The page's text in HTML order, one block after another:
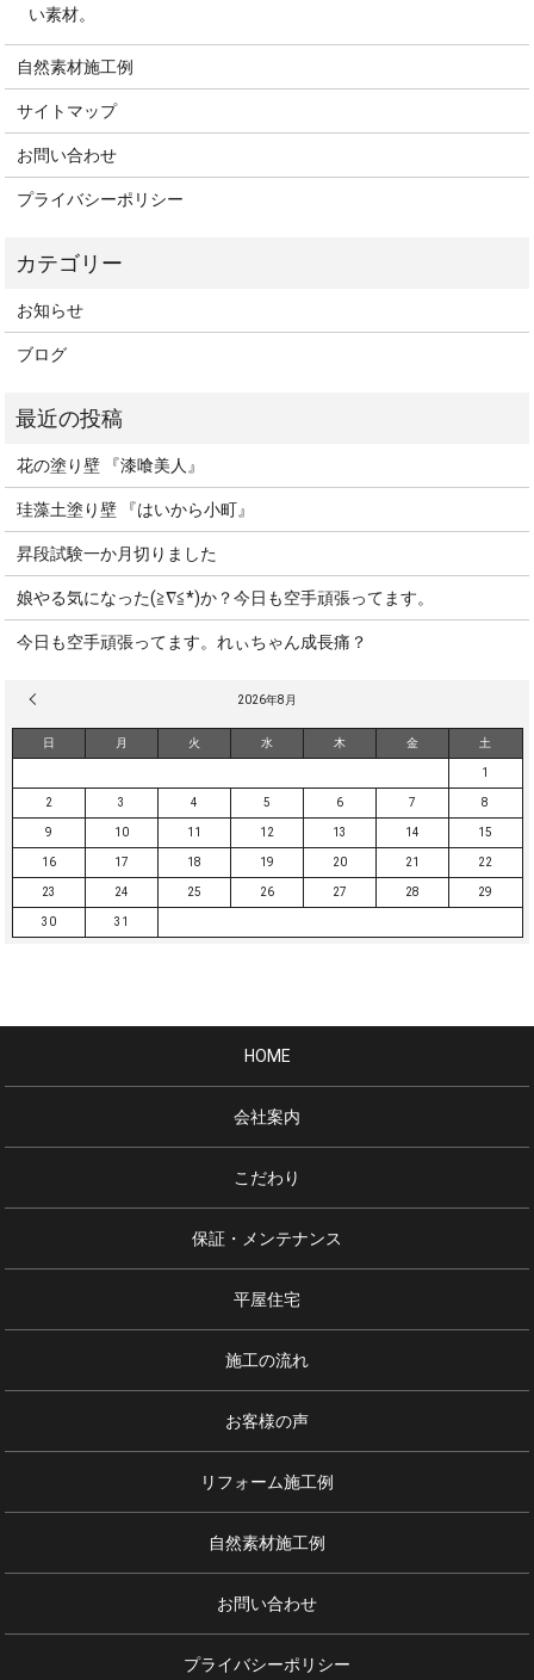
い素材。
自然素材施工例
サイトマップ
お問い合わせ
プライバシーポリシー
お知らせ
ブログ
花の塗り壁 『漆喰美人』
珪藻土塗り壁 『はいから小町』
昇段試験一か月切りました
娘やる気になった(≧∇≦*)か？今日も空手頑張ってます。
今日も空手頑張ってます。れぃちゃん成長痛？
2026年8月
日 月 火 水 木 金 土
1
2 3 4 5 6 7 8
9 10 11 12 13 14 15
16 17 18 19 20 21 22
23 24 25 26 27 28 29
30 31
HOME
会社案内
こだわり
保証・メンテナンス
平屋住宅
施工の流れ
お客様の声
リフォーム施工例
自然素材施工例
お問い合わせ
プライバシーポリシー